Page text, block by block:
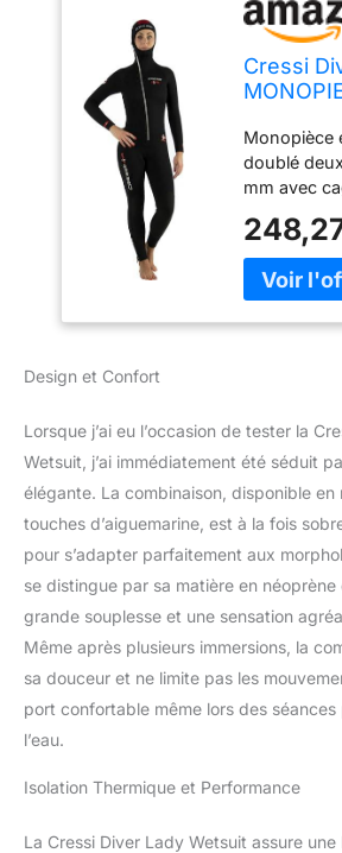
Cressi
Monopièce
doublé
mm avec
fermeture
Les jambes
préformées
du contour
la cagoule
les entrées
renforts
genoux
l'étanchéité
par des
doublés
faces. La
a été
chevilles
l'enfilage.
Design et Confort
Lorsque j’ai eu l’occasion de tester la
Wetsuit, j’ai immédiatement été séduit
élégante. La combinaison, disponible en
touches d’aiguemarine, est à la fois
pour s’adapter parfaitement aux
se distingue par sa matière en
grande souplesse et une sensation
Même après plusieurs immersions, la
sa douceur et ne limite pas les
port confortable même lors des séances
l’eau.
Isolation Thermique et Performance
La Cressi Diver Lady Wetsuit assure